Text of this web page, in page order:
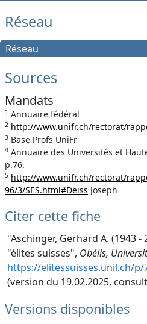
Réseau
Réseau
Sources
Mandats
1 Annuaire fédéral
2 http://www.unifr.ch/rectorat/
3 Base Profs UniFr
4 Annuaire des Universités et
p.76.
5 http://www.unifr.ch/rectorat/
96/3/SES.html#Deiss Joseph
Citer cette fiche
"Aschinger, Gerhard A. (1943 -
"élites suisses", Obélis,
https://elitessuisses.unil.ch/p/
(version du 19.02.2025,
Versions disponibles